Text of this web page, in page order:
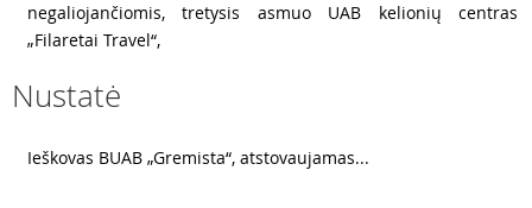
negaliojančiomis, tretysis asmuo UAB kelionių centras
„Filaretai Travel“,
Nustatė
Ieškovas BUAB „Gremista“, atstovaujamas...